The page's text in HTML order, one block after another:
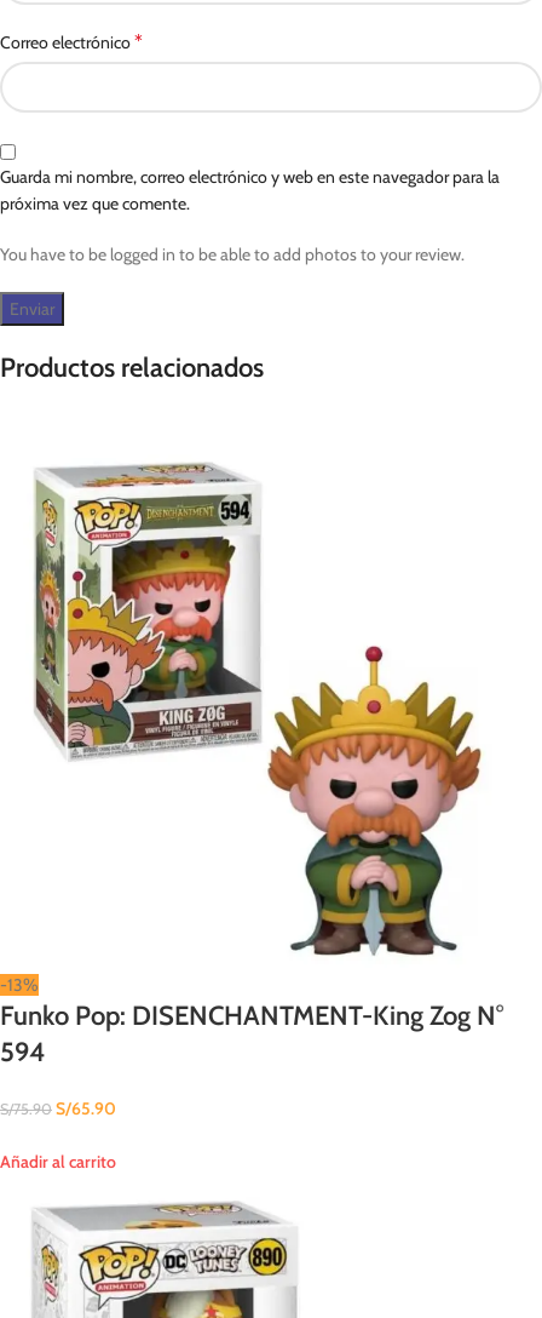
Correo electrónico*
Guarda mi nombre, correo electrónico y web en este navegador para la
próxima vez que comente.
You have to be logged in to be able to add photos to your review.
Productos relacionados
-13%
Funko Pop: DISENCHANTMENT-King Zog N°
594
S/75.90 S/65.90
Añadir al carrito